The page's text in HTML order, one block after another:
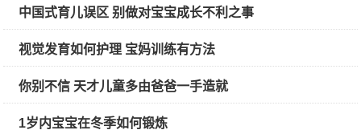
中国式育儿误区 别做对宝宝成长不利之事
视觉发育如何护理 宝妈训练有方法
你别不信 天才儿童多由爸爸一手造就
1岁内宝宝在冬季如何锻炼